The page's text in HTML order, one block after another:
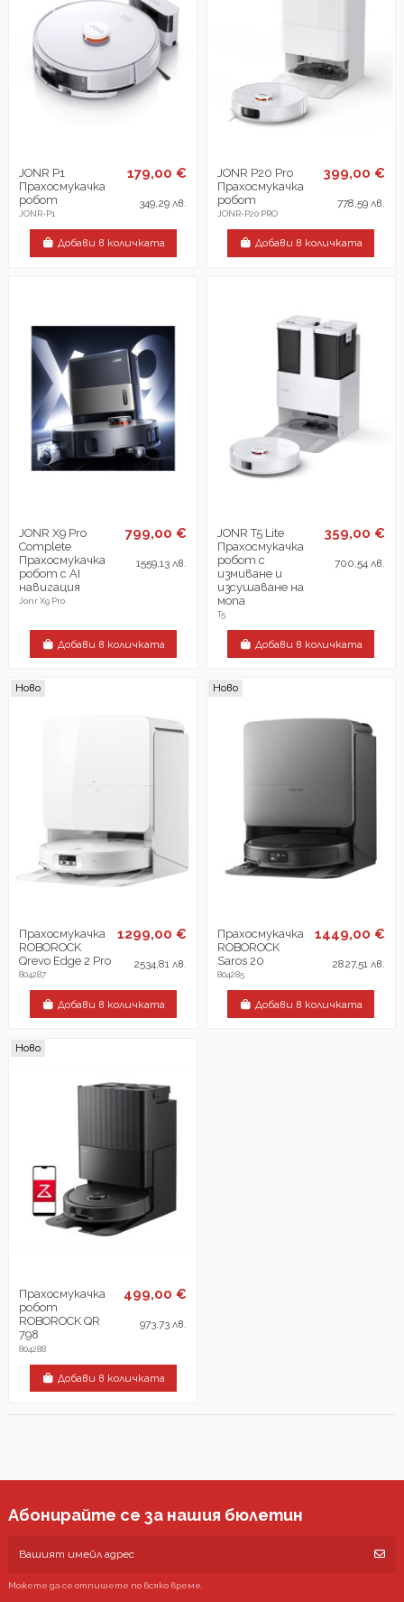
JONR P1
Прахосмукачка
робот
JONR-P1
179,00 €
349,29 лв.
Добави в количката
JONR P20 Pro
Прахосмукачка
робот
JONR-P20 PRO
399,00 €
778,59 лв.
Добави в количката
JONR X9 Pro
Complete
Прахосмукачка
робот с AI
навигация
Jonr X9 Pro
799,00 €
1559,13 лв.
Добави в количката
JONR T5 Lite
Прахосмукачка
робот с
измиване и
изсушаване на
мопа
T5
359,00 €
700,54 лв.
Добави в количката
Ново
Прахосмукачка
ROBOROCK
Qrevo Edge 2 Pro
804287
1299,00 €
2534,81 лв.
Добави в количката
Ново
Прахосмукачка
ROBOROCK
Saros 20
804285
1449,00 €
2827,51 лв.
Добави в количката
Ново
Прахосмукачка
робот
ROBOROCK QR
798
804288
499,00 €
973,73 лв.
Добави в количката
Абонирайте се за нашия бюлетин
Можете да се отпишете по всяко време.